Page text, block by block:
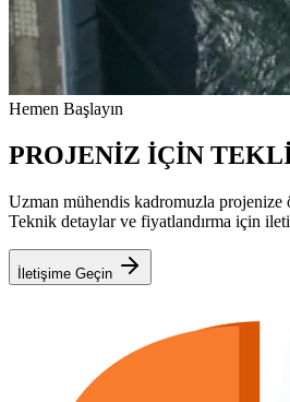
Hemen Başlayın
PROJENİZ İÇİN
Uzman mühendis kadromuzla projenize
Teknik detaylar ve fiyatlandırma için
İletişime Geçin